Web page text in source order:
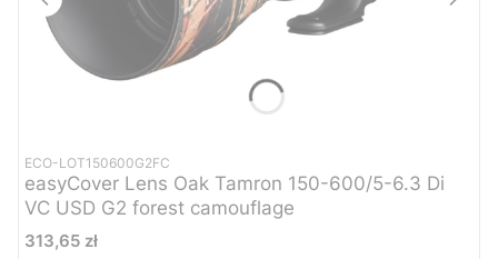
ECO-LOT150600G2FC
easyCover Lens Oak Tamron 150-600/5-6.3 Di
VC USD G2 forest camouflage
Cena
313,65 zł